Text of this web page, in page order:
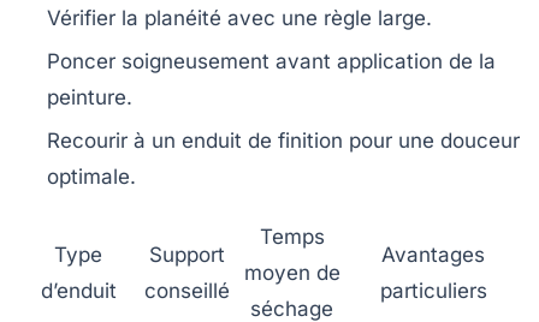
Vérifier la planéité avec une règle large.
Poncer soigneusement avant application de la
peinture.
Recourir à un enduit de finition pour une douceur
optimale.
Type
d’enduit
Support
conseillé
Temps
moyen de
séchage
Avantages
particuliers